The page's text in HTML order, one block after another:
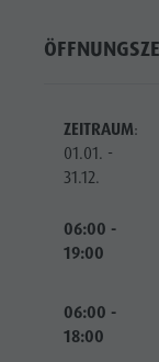
ZEITRAUM:
01.01. -
31.12.
06:00 -
19:00
06:00 -
18:00